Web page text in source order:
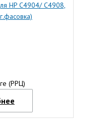
HP C4904/ C4908,
(РРЦ)